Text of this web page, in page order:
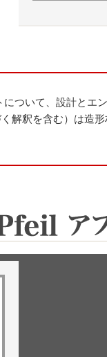
ついて、設計とエ
解釈を含む）は造